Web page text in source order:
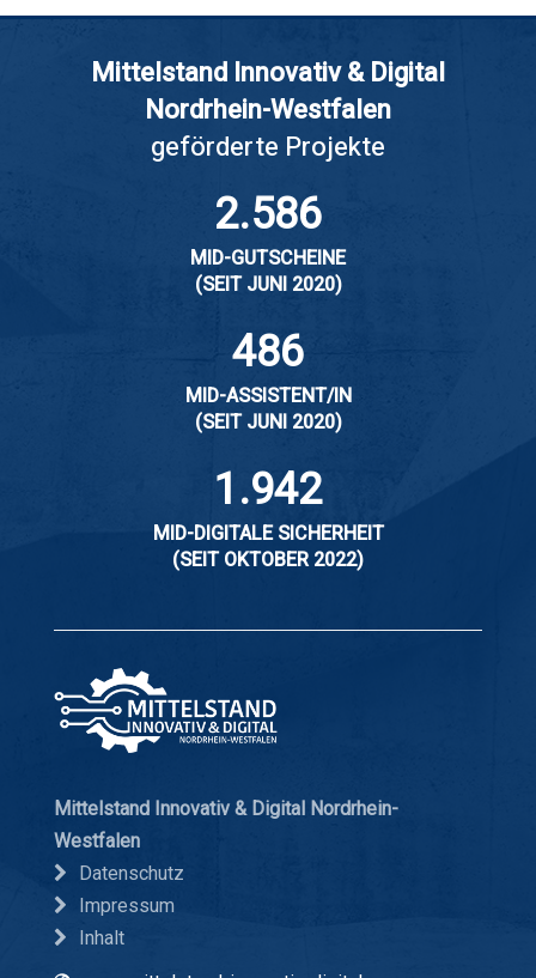
Mittelstand Innovativ & Digital
Nordrhein-Westfalen
geförderte Projekte
2.586
MID-GUTSCHEINE
(SEIT JUNI 2020)
486
MID-ASSISTENT/IN
(SEIT JUNI 2020)
1.942
MID-DIGITALE SICHERHEIT
(SEIT OKTOBER 2022)
Mittelstand Innovativ & Digital Nordrhein-
Westfalen
Datenschutz
Impressum
Inhalt